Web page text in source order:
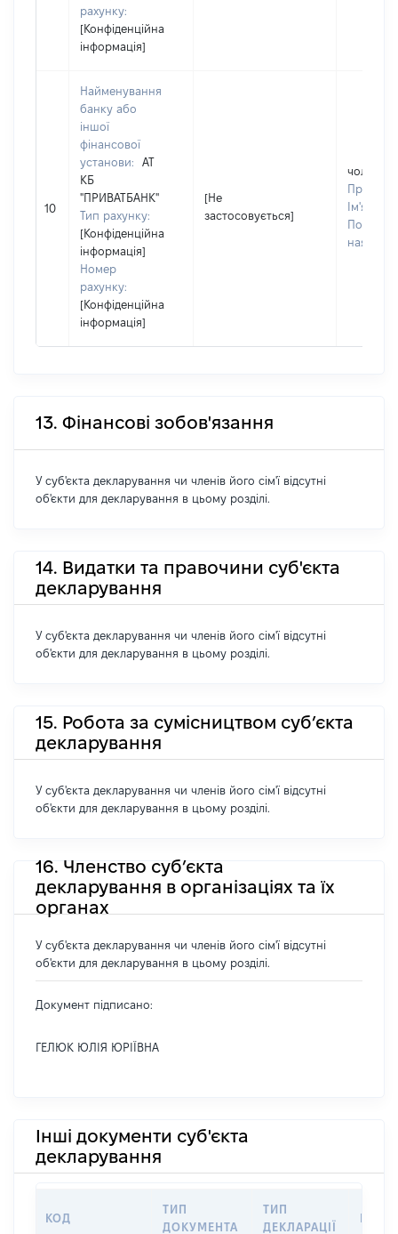
рахунку:
[Конфіденційна
інформація]
10
Найменування
банку або
іншої
фінансової
установи:
АТ
КБ
"ПРИВАТБАНК"
Тип рахунку:
[Конфіденційна
інформація]
Номер
рахунку:
[Конфіденційна
інформація]
[Не
застосовується]
чоловік
Ім'я:
По
13. Фінансові зобов'язання
У суб'єкта декларування чи членів його сім'ї відсутні
об'єкти для декларування в цьому розділі.
14. Видатки та правочини суб'єкта
декларування
У суб'єкта декларування чи членів його сім'ї відсутні
об'єкти для декларування в цьому розділі.
15. Робота за сумісництвом суб’єкта
декларування
У суб'єкта декларування чи членів його сім'ї відсутні
об'єкти для декларування в цьому розділі.
16. Членство суб’єкта
декларування в організаціях та їх
органах
У суб'єкта декларування чи членів його сім'ї відсутні
об'єкти для декларування в цьому розділі.
Документ підписано:
ГЕЛЮК ЮЛІЯ ЮРІЇВНА
Інші документи суб'єкта
декларування
КОД
ТИП
ДОКУМЕНТА
ТИП
ДЕКЛАРАЦІЇ